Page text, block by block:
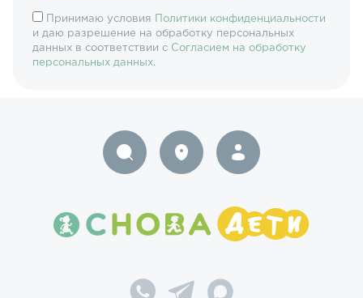
Принимаю условия
Политики конфиденциальности
и даю разрешение на обработку персональных
данных в соответствии с Согласием на обработку
персональных данных.